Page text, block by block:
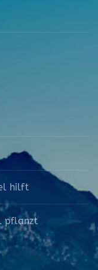
hilft
pflanzt